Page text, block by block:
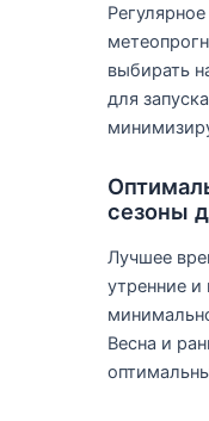
выбирать
для
сезоны
Лучшее
утренние и
Весна и